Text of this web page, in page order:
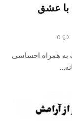
با عشق
0
به همراه احساسی